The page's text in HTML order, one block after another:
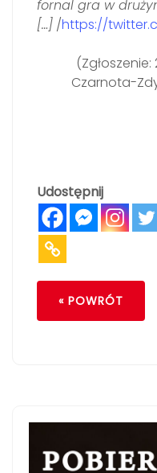
fornal gra w
[…] /https://
Czarnota-
Udostępnij
« POWRÓT